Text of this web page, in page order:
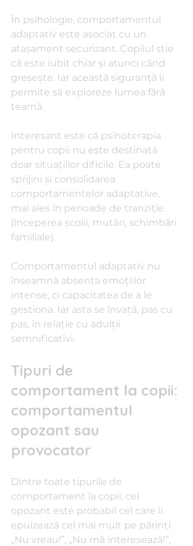
În psihologie, comportamentul
adaptativ este asociat cu un
atașament securizant. Copilul știe
că este iubit chiar și atunci când
greșește. Iar această siguranță îi
permite să exploreze lumea fără
teamă.
Interesant este că psihoterapia
pentru copii nu este destinată
doar situațiilor dificile. Ea poate
sprijini și consolidarea
comportamentelor adaptative,
mai ales în perioade de tranziție
(începerea școlii, mutări, schimbări
familiale).
Comportamentul adaptativ nu
înseamnă absența emoțiilor
intense, ci capacitatea de a le
gestiona. Iar asta se învață, pas cu
pas, în relație cu adulții
semnificativi.
Tipuri de
comportament la copii:
comportamentul
opozant sau
provocator
Dintre toate tipurile de
comportament la copii, cel
opozant este probabil cel care îi
epuizează cel mai mult pe părinți.
„Nu vreau!”, „Nu mă interesează!”,